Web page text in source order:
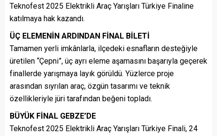
Teknofest 2025 Elektrikli Araç Yarışları Türkiye Finaline
katılmaya hak kazandı.
ÜÇ ELEMENİN ARDINDAN FİNAL BİLETİ
Tamamen yerli imkânlarla, ilçedeki esnafların desteğiyle
üretilen “Çepni”, üç ayrı eleme aşamasını başarıyla geçerek
finallerde yarışmaya layık görüldü. Yüzlerce proje
arasından sıyrılan araç, özgün tasarımı ve teknik
özellikleriyle jüri tarafından beğeni topladı.
BÜYÜK FİNAL GEBZE’DE
Teknofest 2025 Elektrikli Araç Yarışları Türkiye Finali, 24